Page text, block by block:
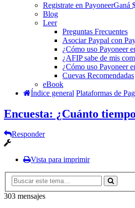
Registrate en PayoneerGaná
Blog
Leer
Preguntas Frecuentes
Asociar Paypal con
¿Cómo uso Payoneer
¿AFIP sabe de mis
¿Cómo uso Payoneer
Cuevas Recomendadas
eBook
Índice general Plataformas de
Encuesta: ¿Cuánto
Responder
Vista para imprimir
303 mensajes